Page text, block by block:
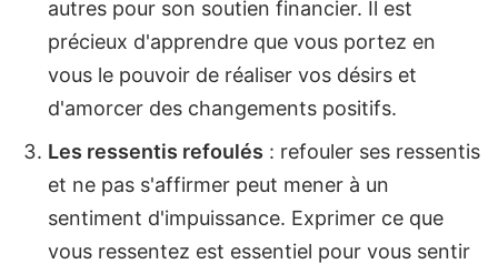
autres pour son soutien financier. Il est
précieux d'apprendre que vous portez en
vous le pouvoir de réaliser vos désirs et
d'amorcer des changements positifs.
Les ressentis refoulés : refouler ses ressentis
et ne pas s'affirmer peut mener à un
sentiment d'impuissance. Exprimer ce que
vous ressentez est essentiel pour vous sentir